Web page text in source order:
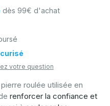
dès 99€ d'achat
votre question
roulée utilisée en
renforcer la confiance et